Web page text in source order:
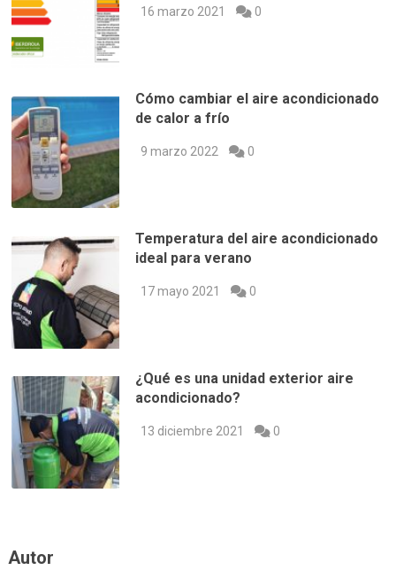
16 marzo 2021 0
Cómo cambiar el aire acondicionado
de calor a frío
9 marzo 2022 0
Temperatura del aire acondicionado
ideal para verano
17 mayo 2021 0
¿Qué es una unidad exterior aire
acondicionado?
13 diciembre 2021 0
Autor